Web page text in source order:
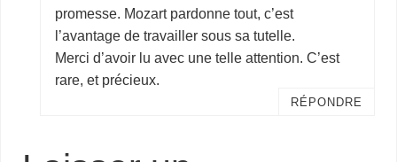
promesse. Mozart pardonne tout, c’est
l’avantage de travailler sous sa tutelle.
Merci d’avoir lu avec une telle attention. C’est
rare, et précieux.
RÉPONDRE